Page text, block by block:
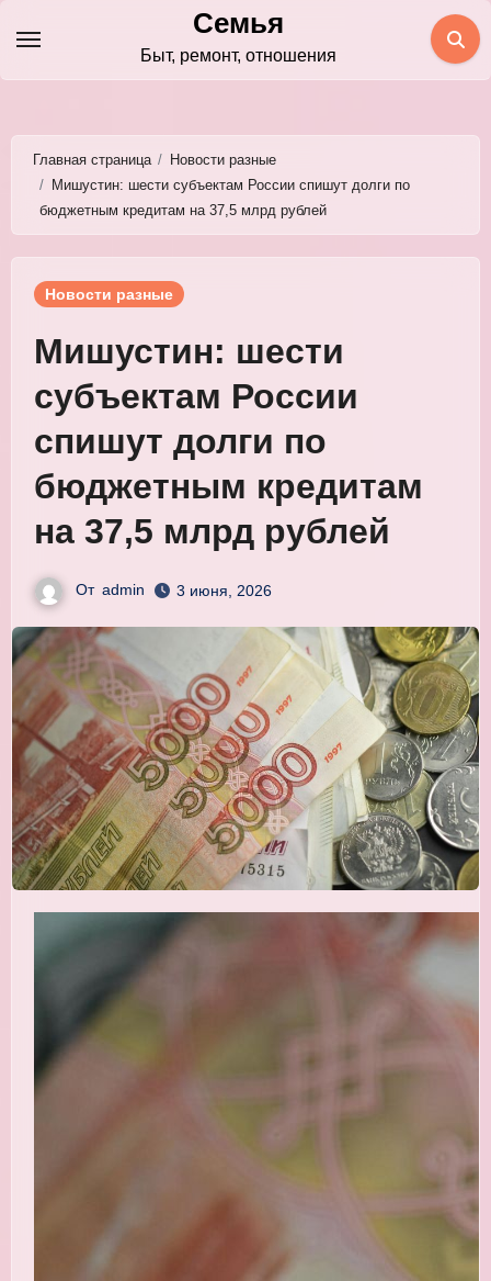
содержимому
Семья
Быт, ремонт, отношения
Главная страница
Новости разные
Мишустин: шести субъектам России спишут долги по
бюджетным кредитам на 37,5 млрд рублей
Новости разные
Мишустин: шести
субъектам России
спишут долги по
бюджетным кредитам
на 37,5 млрд рублей
От admin 3 июня, 2026